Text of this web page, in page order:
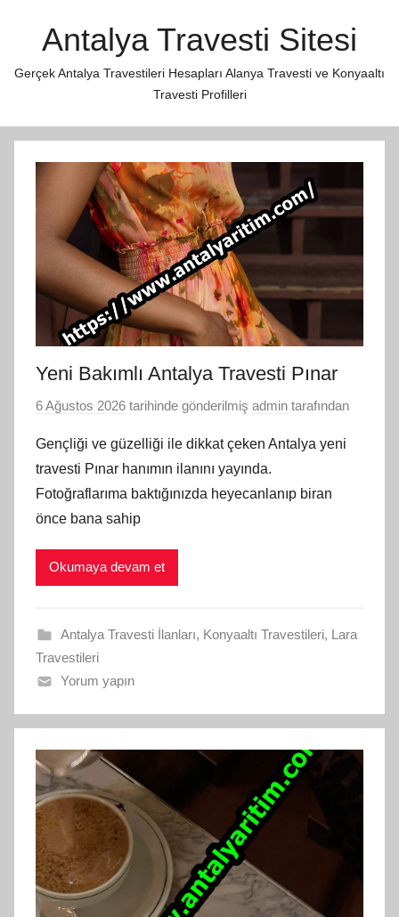
Antalya Travesti Sitesi
Gerçek Antalya Travestileri Hesapları Alanya Travesti ve Konyaaltı
Travesti Profilleri
Yeni Bakımlı Antalya Travesti Pınar
6 Ağustos 2026 tarihinde gönderilmiş admin tarafından
Gençliği ve güzelliği ile dikkat çeken Antalya yeni
travesti Pınar hanımın ilanını yayında.
Fotoğraflarıma baktığınızda heyecanlanıp biran
önce bana sahip
Okumaya devam et
Antalya Travesti İlanları, Konyaaltı Travestileri, Lara
Travestileri
Yorum yapın